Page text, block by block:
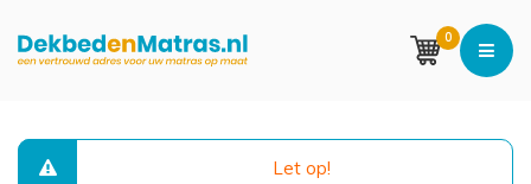
0
Let op!